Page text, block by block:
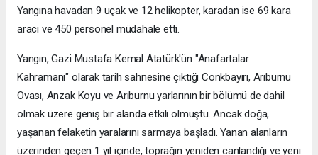
Yangına havadan 9 uçak ve 12 helikopter, karadan ise 69 kara
aracı ve 450 personel müdahale etti.
Yangın, Gazi Mustafa Kemal Atatürk'ün "Anafartalar
Kahramanı" olarak tarih sahnesine çıktığı Conkbayırı, Arıburnu
Ovası, Anzak Koyu ve Arıburnu yarlarının bir bölümü de dahil
olmak üzere geniş bir alanda etkili olmuştu. Ancak doğa,
yaşanan felaketin yaralarını sarmaya başladı. Yanan alanların
üzerinden geçen 1 yıl içinde, toprağın yeniden canlandığı ve yeni